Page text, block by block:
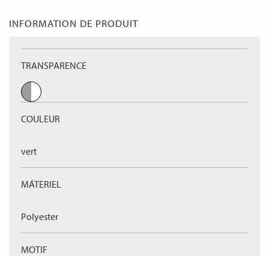
INFORMATION DE PRODUIT
TRANSPARENCE
COULEUR
vert
MÁTERIEL
Polyester
MOTIF